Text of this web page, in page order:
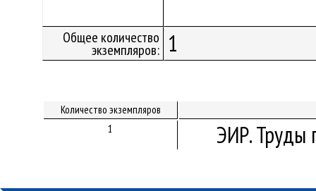
Общее количество
экземпляров: 1
Количество экземпляров
1
ЭИР. Труды